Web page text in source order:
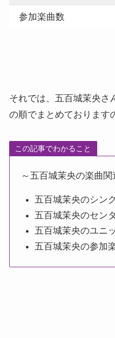
参加楽曲数
それでは、五百城茉央さ
の順でまとめております
この記事でわかること
～五百城茉央の楽曲関
五百城茉央のシン
五百城茉央のセン
五百城茉央のユニ
五百城茉央の参加